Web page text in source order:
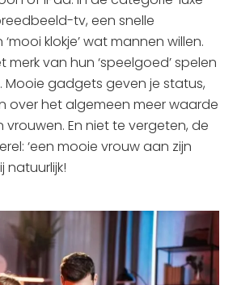
tv, een snelle
klokje’ wat mannen willen.
merk van hun ‘speelgoed’ spelen
Mooie gadgets geven je status,
over het algemeen meer waarde
En niet te vergeten, de
‘een mooie vrouw aan zijn
natuurlijk!